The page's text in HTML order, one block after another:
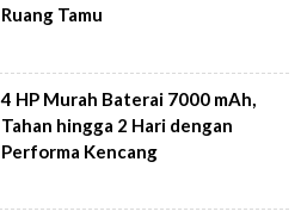
Ruang Tamu
4 HP Murah Baterai 7000 mAh,
Tahan hingga 2 Hari dengan
Performa Kencang